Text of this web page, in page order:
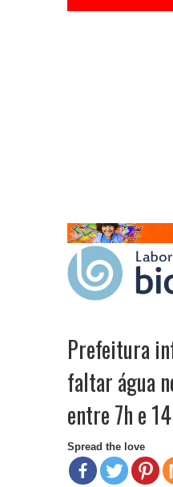
Prefeitura
faltar água
entre 7h e
Spread the love